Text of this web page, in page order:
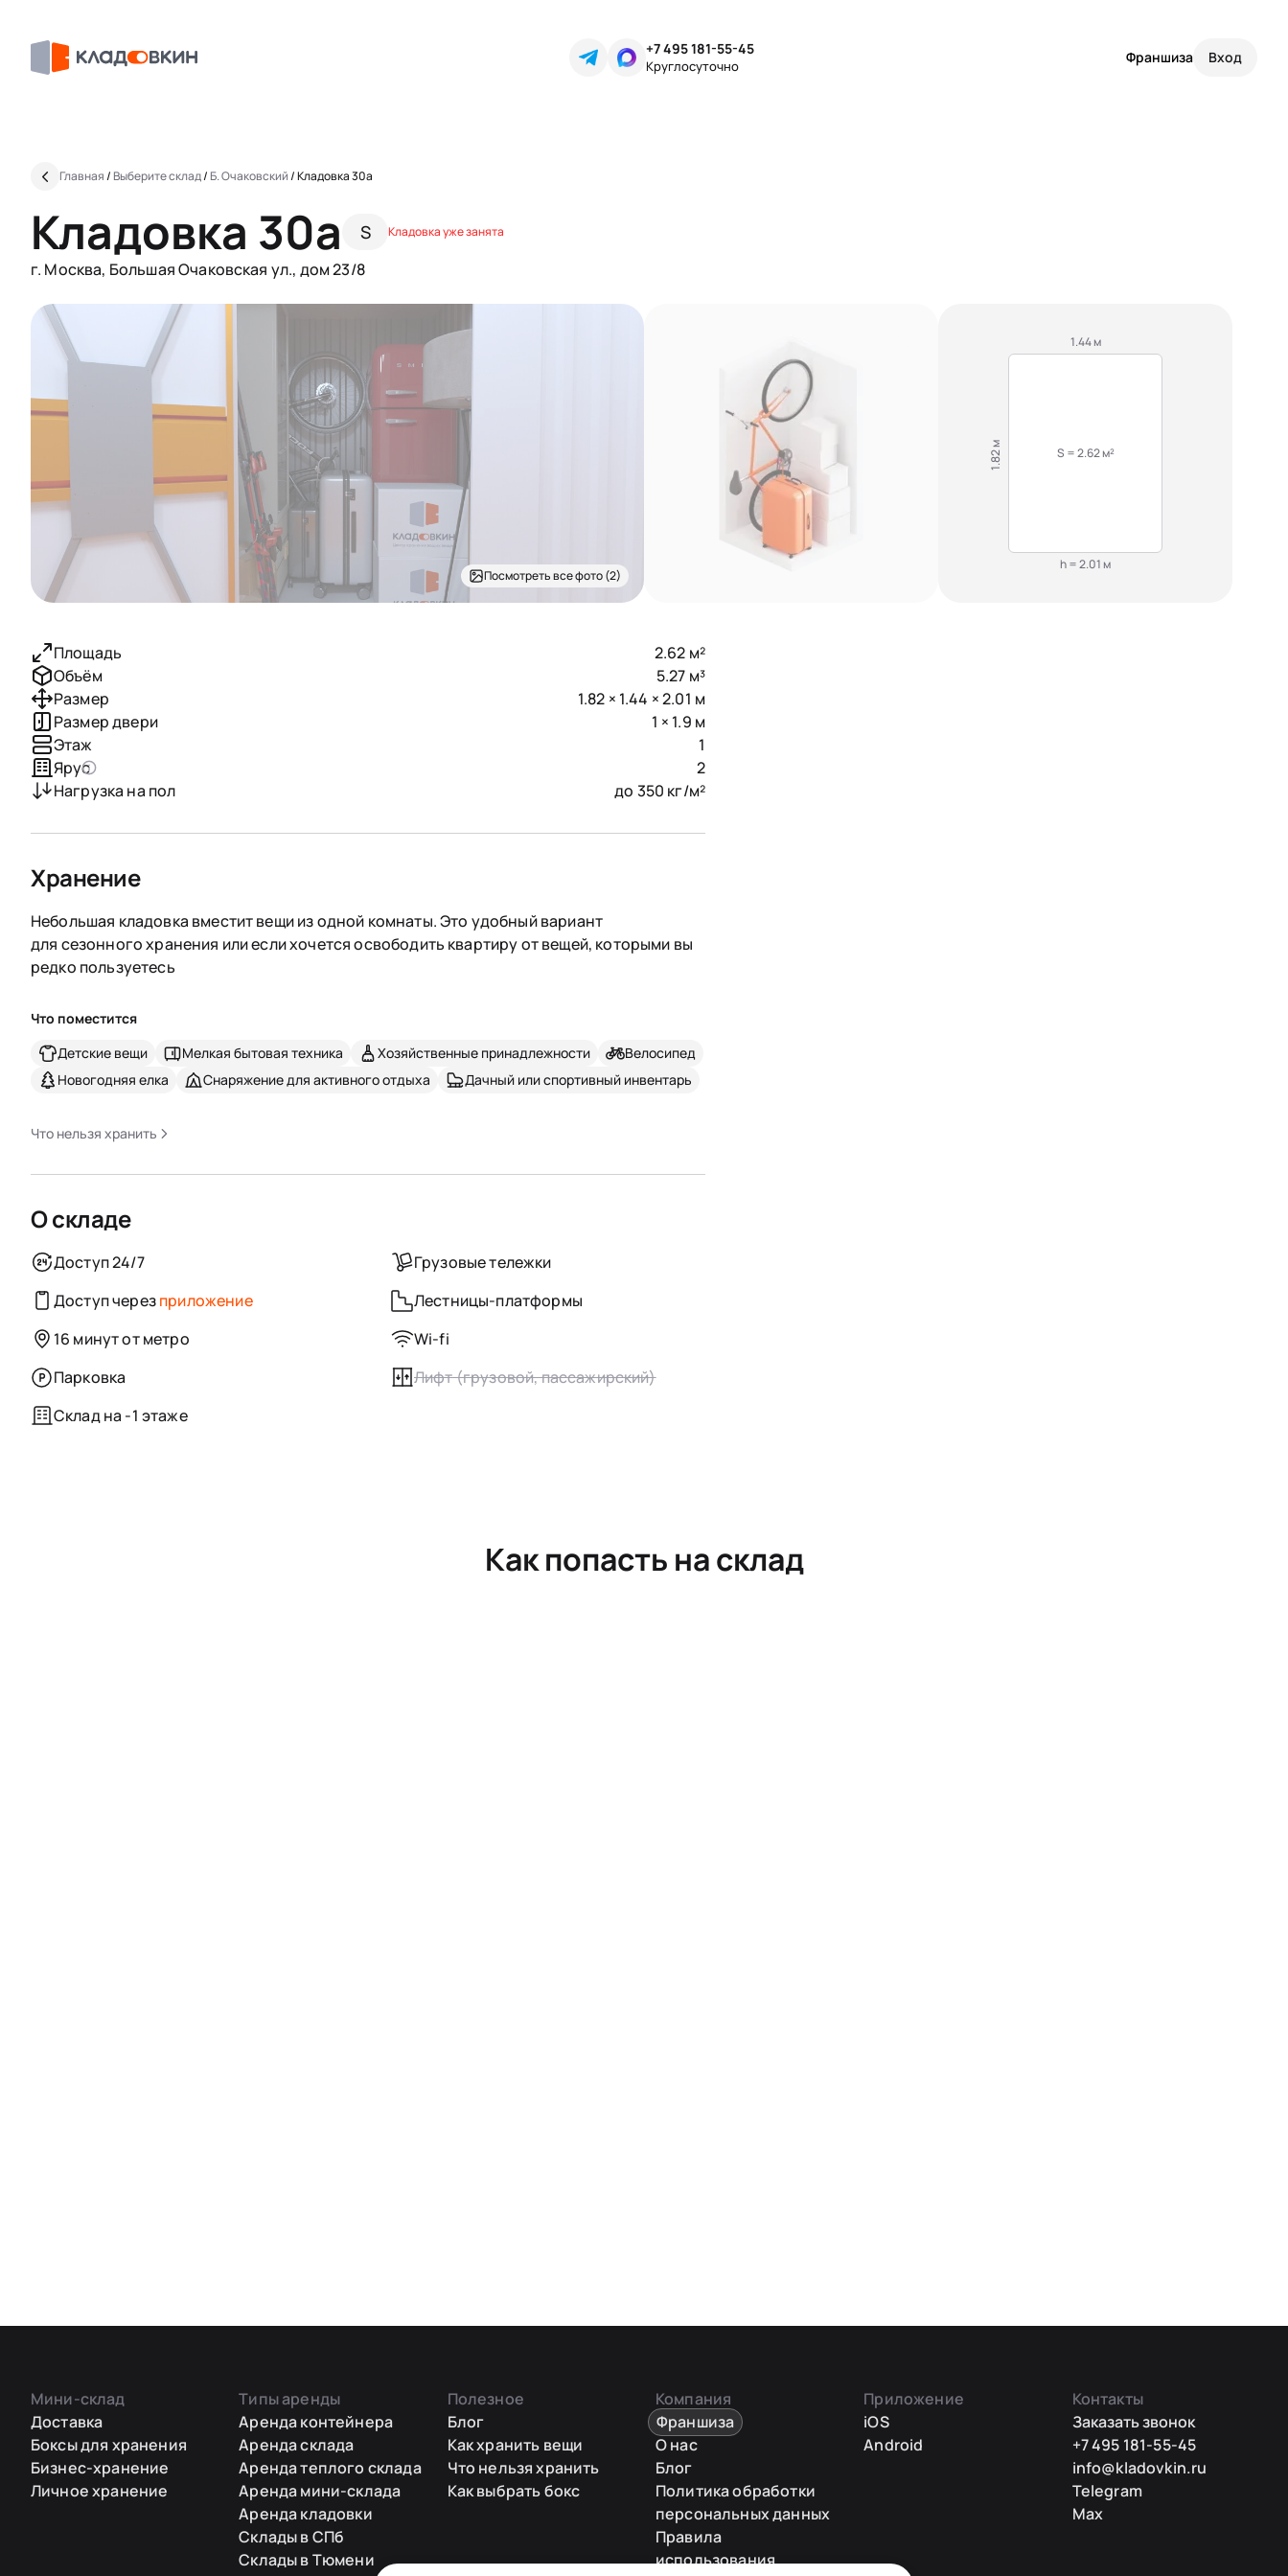
+7 495 181-55-45
Круглосуточно Франшиза Вход
Главная/ Выберите склад/ Б. Очаковский/Кладовка 30a
Кладовка 30a S Кладовка уже занята
г. Москва, Большая Очаковская ул., дом 23/8
Посмотреть все фото (2)
1.44 м
S = 2.62 м²
1.82 м
h = 2.01 м
Площадь
2.62 м²
Объём
5.27 м³
Размер
1.82 × 1.44 × 2.01 м
Размер двери
1 × 1.9 м
Этаж
1
Ярус
2
Нагрузка на пол
до 350 кг/м²
Хранение
Небольшая кладовка вместит вещи из одной комнаты. Это удобный вариант
для сезонного хранения или если хочется освободить квартиру от вещей, которыми вы
редко пользуетесь
Что поместится
Детские вещи
Мелкая бытовая техника Хозяйственные принадлежности
Велосипед
Новогодняя елка
Снаряжение для активного отдыха Дачный или спортивный инвентарь
Что нельзя хранить
О складе
Доступ 24/7
Грузовые тележки
Доступ черезприложение
Лестницы-платформы
16 минут от метро
Wi-fi
Парковка
Лифт (грузовой, пассажирский)
Склад на -1 этаже
Как попасть на склад
Мини-склад
Доставка
Боксы для хранения
Бизнес-хранение
Личное хранение
Типы аренды
Аренда контейнера
Аренда склада
Аренда теплого склада
Аренда мини-склада
Аренда кладовки
Склады в СПб
Склады в Тюмени
Полезное
Блог
Как хранить вещи
Что нельзя хранить
Как выбрать бокс
Компания
Франшиза
О нас
Блог
Политика обработки
персональных данных
Правила
использования
Приложение
iOS
Android
Контакты
Заказать звонок
+7 495 181-55-45
info@kladovkin.ru
Telegram
Max